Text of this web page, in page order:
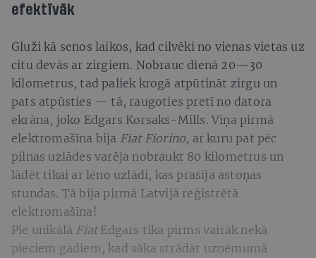
efektīvāk
Gluži kā senos laikos, kad cilvēki no vienas vietas uz
citu devās ar zirgiem. Nobrauc dienā 20—30
kilometrus, tad paliek krogā atpūtināt zirgu un
pats atpūsties — tā, raugoties pretī no datora
ekrāna, joko Edgars Korsaks-Mills. Viņa pirmā
elektromašīna bija Fiat Fiorino, ar kuru pat pēc
pilnas uzlādes varēja nobraukt 80 kilometrus un
lādēt tikai ar lēno uzlādi, kas prasīja astoņas
stundas. Tā bija pirmā Latvijā reģistrētā
elektromašīna!
Pie unikālā FiatEdgars tika pirms vairāk nekā
pieciem gadiem, kad sāka strādāt uzņēmumā